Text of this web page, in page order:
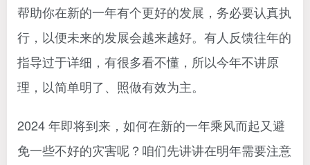
帮助你在新的一年有个更好的发展，务必要认真执
行，以便未来的发展会越来越好。有人反馈往年的
指导过于详细，有很多看不懂，所以今年不讲原
理，以简单明了、照做有效为主。
2024 年即将到来，如何在新的一年乘风而起又避
免一些不好的灾害呢？咱们先讲讲在明年需要注意